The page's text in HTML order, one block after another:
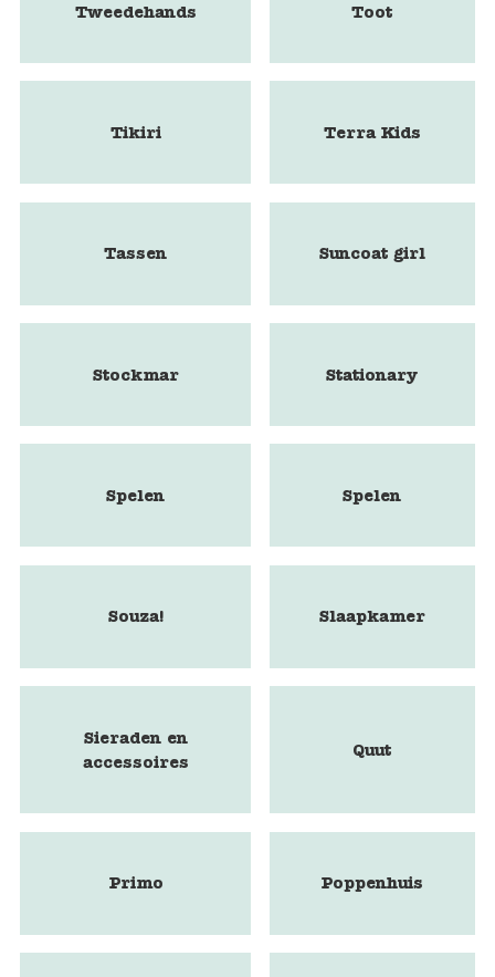
Tweedehands Toot
Tikiri Terra Kids
Tassen Suncoat girl
Stockmar Stationary
Spelen Spelen
Souza! Slaapkamer
Sieraden en
accessoires
Quut
Primo Poppenhuis